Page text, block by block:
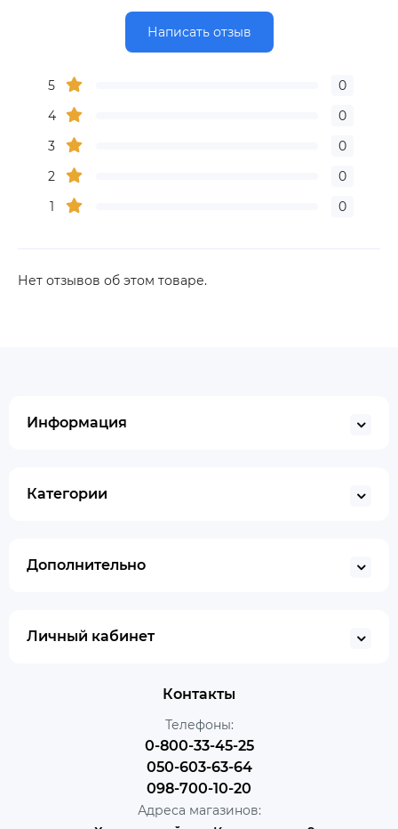
Написать отзыв
5
0
4
0
3
0
2
0
1
0
Нет отзывов об этом товаре.
Информация
Категории
Дополнительно
Личный кабинет
Контакты
Телефоны:
0-800-33-45-25
050-603-63-64
098-700-10-20
Адреса магазинов: